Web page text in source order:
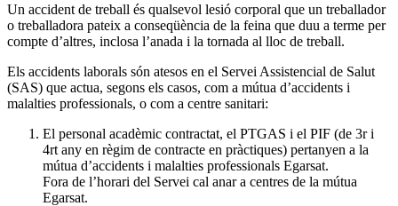
Un accident de treball és qualsevol lesió corporal que un treballador
o treballadora pateix a conseqüència de la feina que duu a terme per
compte d’altres, inclosa l’anada i la tornada al lloc de treball.
Els accidents laborals són atesos en el Servei Assistencial de Salut
(SAS) que actua, segons els casos, com a mútua d’accidents i
malalties professionals, o com a centre sanitari:
El personal acadèmic contractat, el PTGAS i el PIF (de 3r i
4rt any en règim de contracte en pràctiques) pertanyen a la
mútua d’accidents i malalties professionals Egarsat.
Fora de l’horari del Servei cal anar a centres de la mútua
Egarsat.